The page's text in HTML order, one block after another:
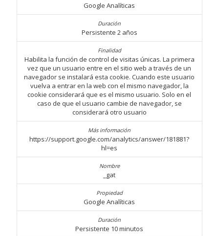
Google Analíticas
Persistente 2 años
Habilita la función de control de visitas únicas. La primera
vez que un usuario entre en el sitio web a través de un
navegador se instalará esta cookie. Cuando este usuario
vuelva a entrar en la web con el mismo navegador, la
cookie considerará que es el mismo usuario. Solo en el
caso de que el usuario cambie de navegador, se
considerará otro usuario
https://support.google.com/analytics/answer/181881?
hl=es
_gat
Google Analíticas
Persistente 10 minutos